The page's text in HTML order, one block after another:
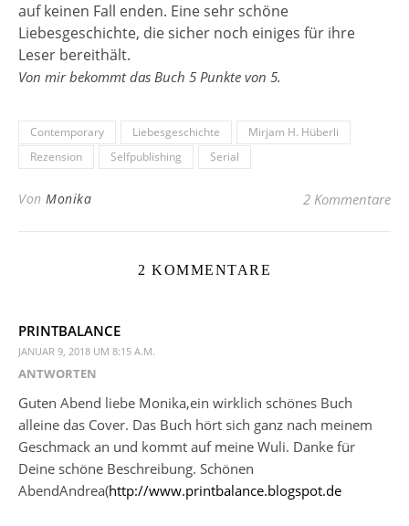
auf keinen Fall enden. Eine sehr schöne
Liebesgeschichte, die sicher noch einiges für ihre
Leser bereithält.
Von mir bekommt das Buch 5 Punkte von 5.
Contemporary Liebesgeschichte
Mirjam H. Hüberli
Rezension
Selfpublishing Serial
Von Monika 2 Kommentare
2 KOMMENTARE
PRINTBALANCE
JANUAR 9, 2018 UM 8:15 A.M.
ANTWORTEN
Guten Abend liebe Monika,ein wirklich schönes Buch
alleine das Cover. Das Buch hört sich ganz nach meinem
Geschmack an und kommt auf meine Wuli. Danke für
Deine schöne Beschreibung. Schönen
AbendAndrea(http://www.printbalance.blogspot.de